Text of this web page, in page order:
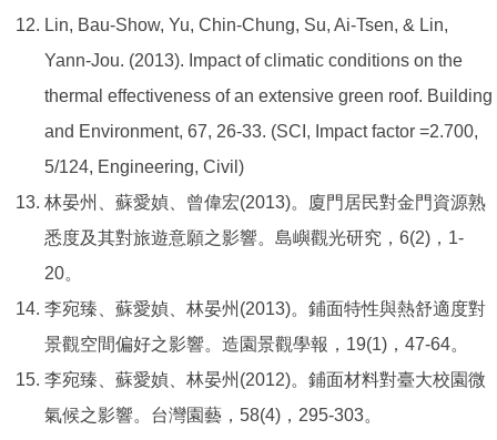
Lin, Bau-Show, Yu, Chin-Chung, Su, Ai-Tsen, & Lin,
Yann-Jou. (2013). Impact of climatic conditions on the
thermal effectiveness of an extensive green roof. Building
and Environment, 67, 26-33. (SCI, Impact factor =2.700,
5/124, Engineering, Civil)
林晏州、蘇愛媜、曾偉宏(2013)。廈門居民對金門資源熟
悉度及其對旅遊意願之影響。島嶼觀光研究，6(2)，1-
20。
李宛臻、蘇愛媜、林晏州(2013)。鋪面特性與熱舒適度對
景觀空間偏好之影響。造園景觀學報，19(1)，47-64。
李宛臻、蘇愛媜、林晏州(2012)。鋪面材料對臺大校園微
氣候之影響。台灣園藝，58(4)，295-303。